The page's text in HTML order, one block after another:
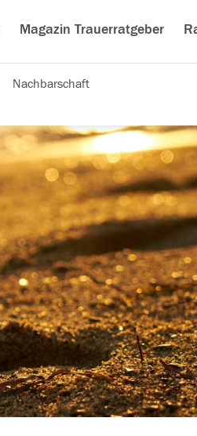
Magazin Trauerratgeber
Nachbarschaft